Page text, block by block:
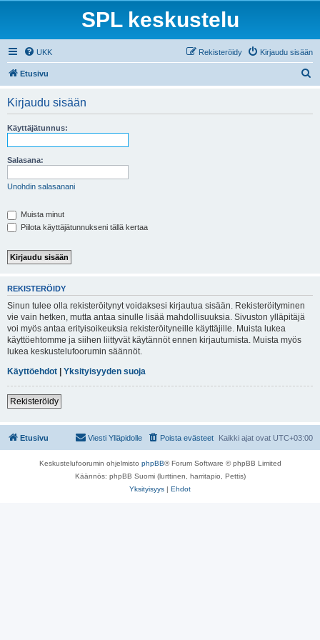
SPL keskustelu
UKK Kirjaudu sisään
Rekisteröidy
Etusivu
Kirjaudu sisään
Käyttäjätunnus:
Salasana:
Unohdin salasanani
Muista minut
Piilota käyttäjätunnukseni tällä kertaa
REKISTERÖIDY
Sinun tulee olla rekisteröitynyt voidaksesi kirjautua sisään. Rekisteröityminen
vie vain hetken, mutta antaa sinulle lisää mahdollisuuksia. Sivuston ylläpitäjä
voi myös antaa erityisoikeuksia rekisteröityneille käyttäjille. Muista lukea
käyttöehtomme ja siihen liittyvät käytännöt ennen kirjautumista. Muista myös
lukea keskustelufoorumin säännöt.
Käyttöehdot | Yksityisyyden suoja
Rekisteröidy
Etusivu Kaikki ajat ovat UTC+03:00
Poista evästeet
Viesti Ylläpidolle
Keskustelufoorumin ohjelmisto phpBB® Forum Software © phpBB Limited
Käännös: phpBB Suomi (lurttinen, harritapio, Pettis)
Yksityisyys | Ehdot